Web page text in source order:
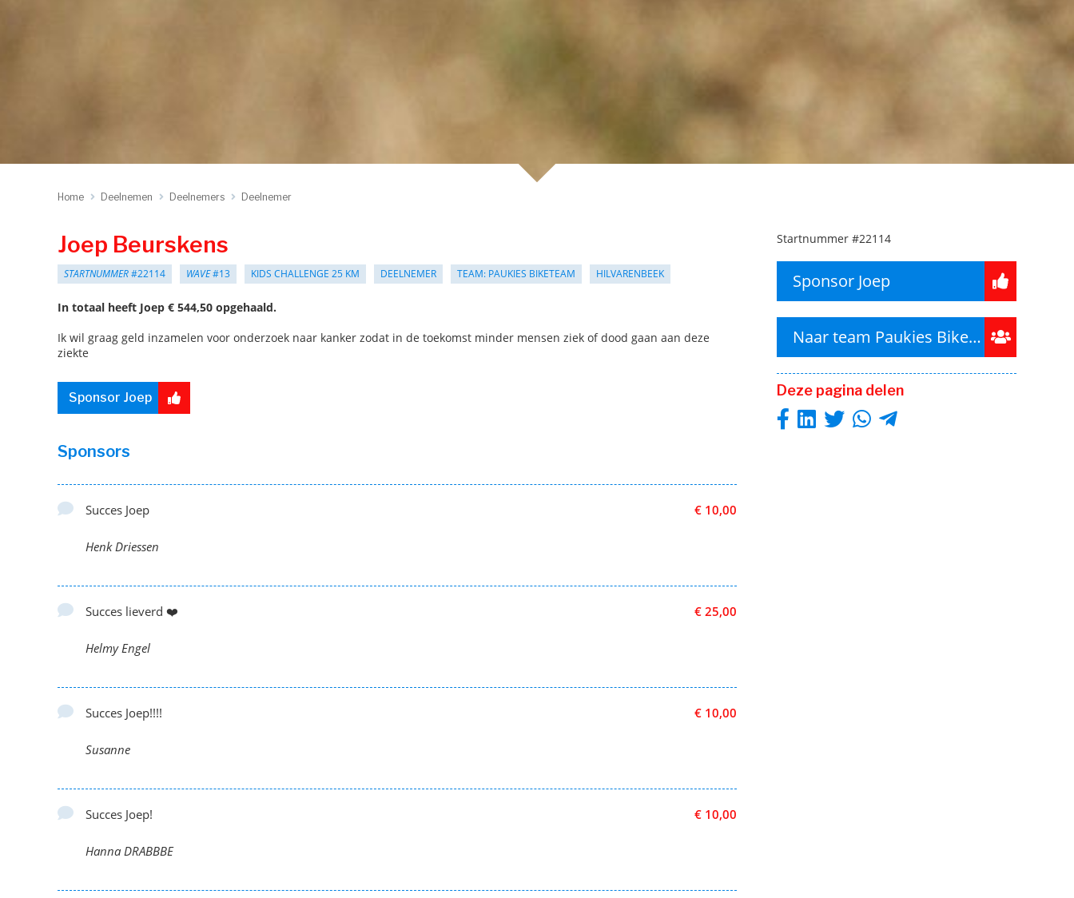
Home Deelnemen Deelnemers Deelnemer
Joep Beurskens
STARTNUMMER#22114 WAVE#13 KIDS CHALLENGE 25 KM DEELNEMER TEAM: PAUKIES BIKETEAM HILVARENBEEK
In totaal heeft Joep € 544,50 opgehaald.
Ik wil graag geld inzamelen voor onderzoek naar kanker zodat in de toekomst minder mensen ziek of dood gaan aan deze
ziekte
Sponsor Joep
Startnummer #22114
Sponsor Joep
Naar team Paukies Biketeam
Deze pagina delen
Sponsors
€ 10,00
Succes Joep
Henk Driessen
€ 25,00
Succes lieverd ❤️
Helmy Engel
€ 10,00
Succes Joep!!!!
Susanne
€ 10,00
Succes Joep!
Hanna DRABBBE